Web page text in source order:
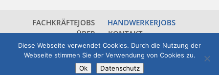
FACHKRÄFTEJOBS
HANDWERKERJOBS
ÜBER
KONTAKT
© 2026 jobsticker.ch - all rights reserved -powered
- ein Angebot derPKS Personal AG
Diese Webseite verwendet Cookies. Durch die Nutzung der
Webseite stimmen Sie der Verwendung von Cookies zu.
Ok
Datenschutz